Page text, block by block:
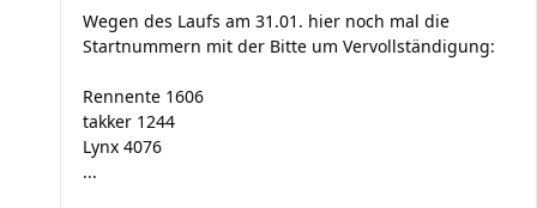
Wegen des Laufs am 31.01. hier noch mal die
Startnummern mit der Bitte um Vervollständigung:
Rennente 1606
takker 1244
Lynx 4076
...